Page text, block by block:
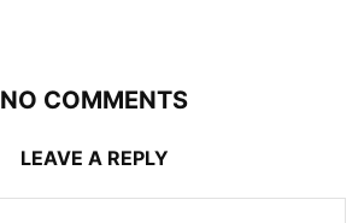
NO COMMENTS
LEAVE A REPLY